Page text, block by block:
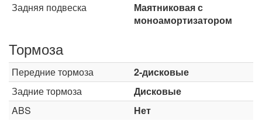
Задняя подвеска
Маятниковая с
моноамортизатором
Тормоза
Передние тормоза
2-дисковые
Задние тормоза
Дисковые
ABS
Нет